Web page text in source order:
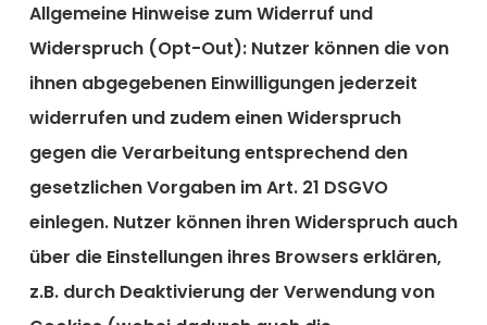
Allgemeine Hinweise zum Widerruf und
Widerspruch (Opt-Out): Nutzer können die von
ihnen abgegebenen Einwilligungen jederzeit
widerrufen und zudem einen Widerspruch
gegen die Verarbeitung entsprechend den
gesetzlichen Vorgaben im Art. 21 DSGVO
einlegen. Nutzer können ihren Widerspruch auch
über die Einstellungen ihres Browsers erklären,
z.B. durch Deaktivierung der Verwendung von